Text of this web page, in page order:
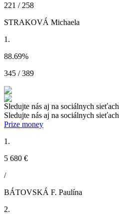
221 / 258
STRAKOVÁ Michaela
1.
88.69%
345 / 389
Sledujte nás aj na sociálnych sieťach
Sledujte nás aj na sociálnych sieťach
Prize money
1.
5 680 €
/
BÁTOVSKÁ F. Paulína
2.